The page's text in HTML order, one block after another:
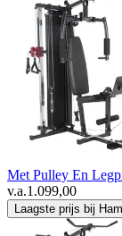
Met Pulley En
v.a.1.099,00
Laagste prijs bij